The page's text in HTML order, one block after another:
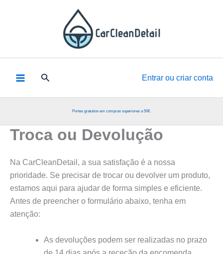
Pesquisar Entrar ou criar conta
Portes gratuitos em compras superiores a 50€.
Troca ou Devolução
Na CarCleanDetail, a sua satisfação é a nossa
prioridade. Se precisar de trocar ou devolver um produto,
estamos aqui para ajudar de forma simples e eficiente.
Antes de preencher o formulário abaixo, tenha em
atenção:
As devoluções podem ser realizadas no prazo